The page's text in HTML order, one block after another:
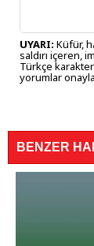
UYARI: Küfür,
saldırı içeren,
Türkçe
yorumlar
BENZER